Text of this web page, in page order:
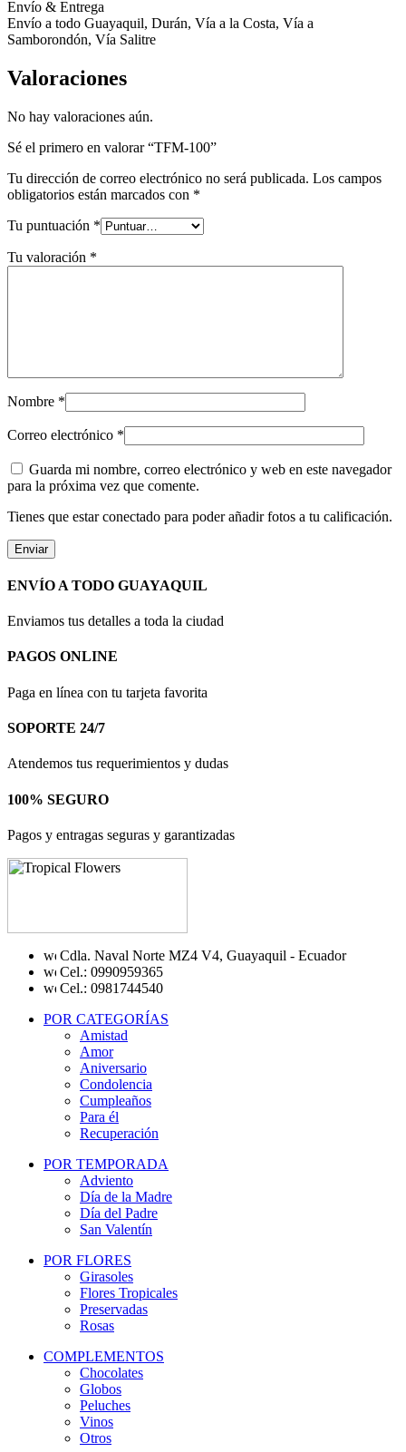
Envío & Entrega
Envío a todo Guayaquil, Durán, Vía a la Costa, Vía a
Samborondón, Vía Salitre
Valoraciones
No hay valoraciones aún.
Sé el primero en valorar “TFM-100”
Tu dirección de correo electrónico no será publicada. Los campos
obligatorios están marcados con *
Tu puntuación *
Tu valoración *
Nombre *
Correo electrónico *
Guarda mi nombre, correo electrónico y web en este navegador
para la próxima vez que comente.
Tienes que estar conectado para poder añadir fotos a tu calificación.
ENVÍO A TODO GUAYAQUIL
Enviamos tus detalles a toda la ciudad
PAGOS ONLINE
Paga en línea con tu tarjeta favorita
SOPORTE 24/7
Atendemos tus requerimientos y dudas
100% SEGURO
Pagos y entragas seguras y garantizadas
Cdla. Naval Norte MZ4 V4, Guayaquil - Ecuador
Cel.: 0990959365
Cel.: 0981744540
POR CATEGORÍAS
Amistad
Amor
Aniversario
Condolencia
Cumpleaños
Para él
Recuperación
POR TEMPORADA
Adviento
Día de la Madre
Día del Padre
San Valentín
POR FLORES
Girasoles
Flores Tropicales
Preservadas
Rosas
COMPLEMENTOS
Chocolates
Globos
Peluches
Vinos
Otros